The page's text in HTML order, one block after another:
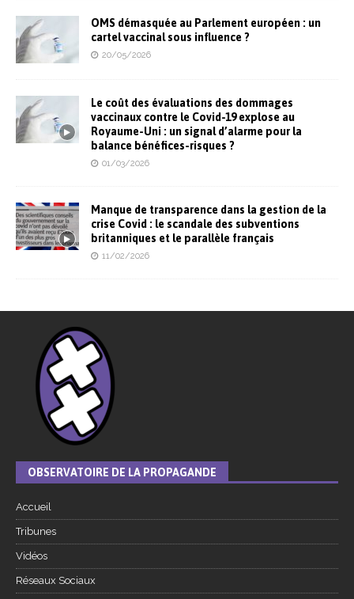
OMS démasquée au Parlement européen : un
cartel vaccinal sous influence ?
20/05/2026
Le coût des évaluations des dommages
vaccinaux contre le Covid-19 explose au
Royaume-Uni : un signal d’alarme pour la
balance bénéfices-risques ?
01/03/2026
Manque de transparence dans la gestion de la
crise Covid : le scandale des subventions
britanniques et le parallèle français
11/02/2026
OBSERVATOIRE DE LA PROPAGANDE
Accueil
Tribunes
Vidéos
Réseaux Sociaux